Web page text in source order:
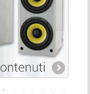
Password:
perso la password?